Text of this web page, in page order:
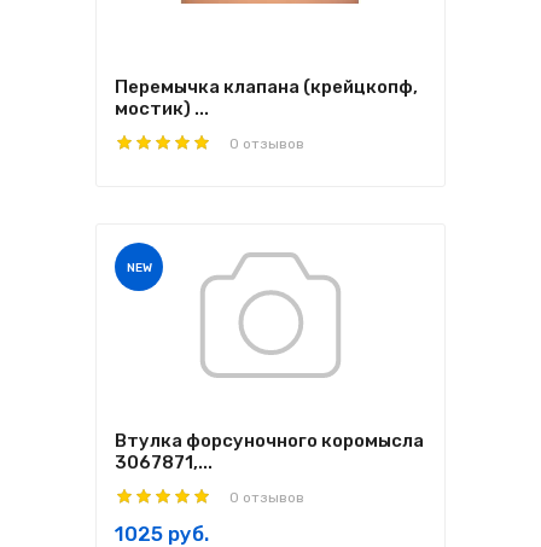
Перемычка клапана (крейцкопф,
мостик) ...
0 отзывов
NEW
Втулка форсуночного коромысла
3067871,...
0 отзывов
1025 руб.